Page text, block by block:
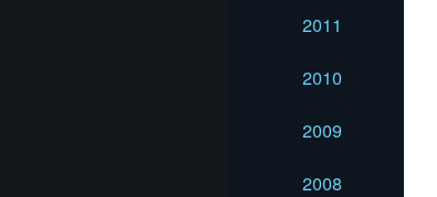
2011
2010
2009
2008